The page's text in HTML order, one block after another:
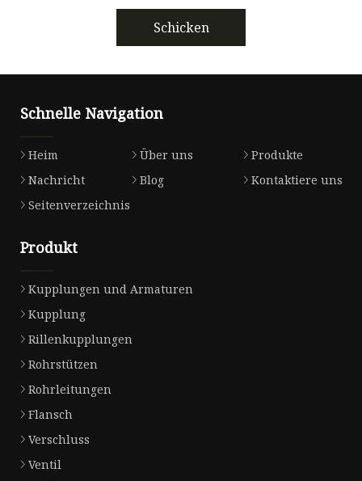
Schicken
Schnelle Navigation
Heim Über uns
Produkte
Nachricht
Blog
Kontaktiere uns
Seitenverzeichnis
Produkt
Kupplungen und Armaturen
Kupplung
Rillenkupplungen
Rohrstützen
Rohrleitungen
Flansch
Verschluss
Ventil